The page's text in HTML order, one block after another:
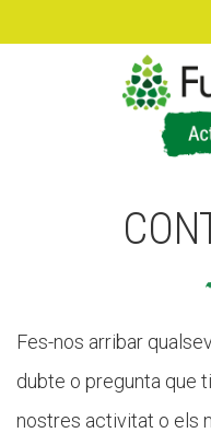
Fes-nos arribar
dubte o pregunta que
nostres activitat o els